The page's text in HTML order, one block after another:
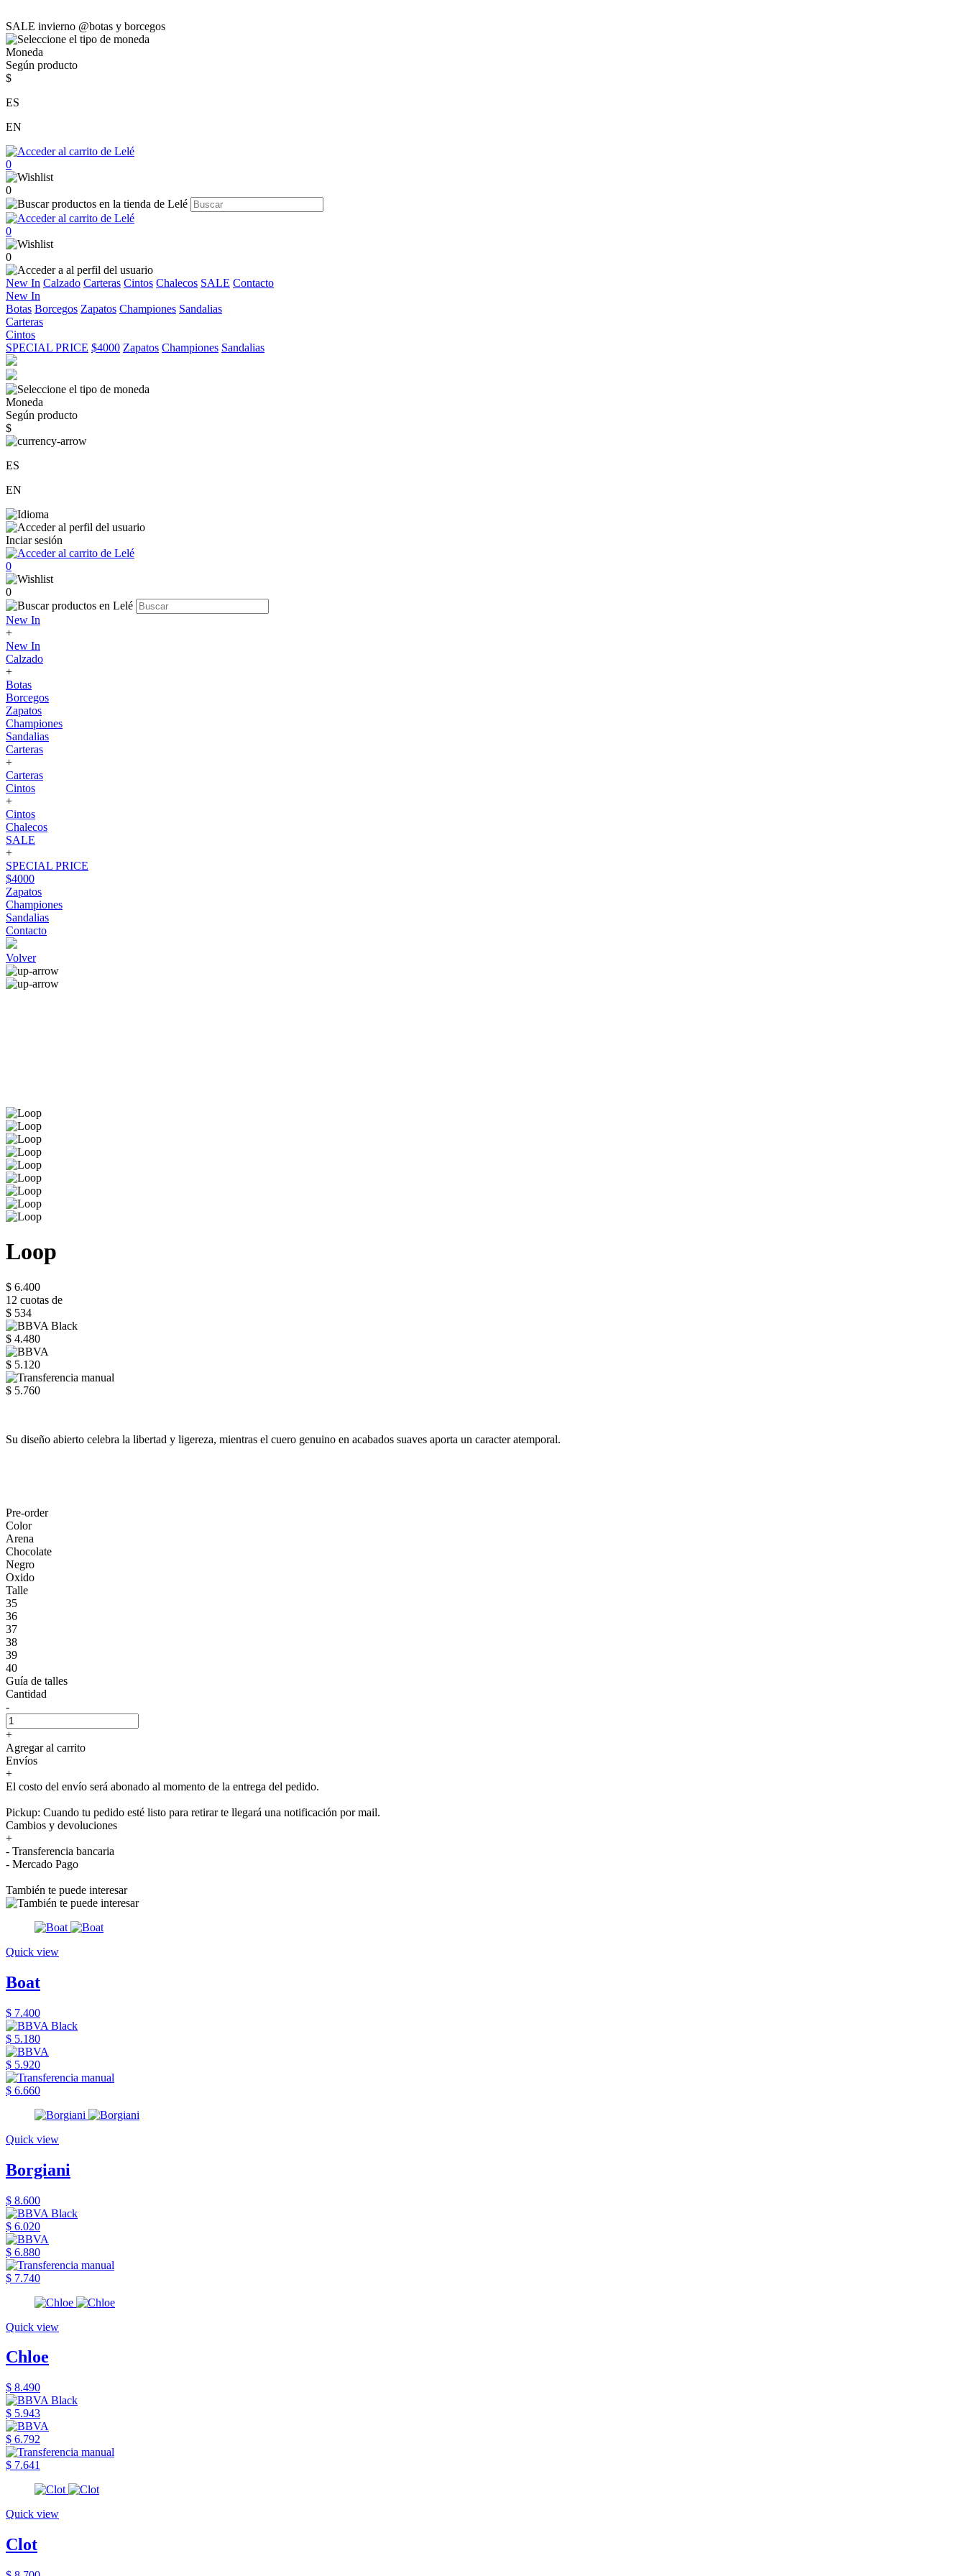
SALE invierno @botas y borcegos
Moneda
Según producto
$
ES
EN
0
0
0
0
New In Calzado Carteras Cintos Chalecos SALE Contacto
New In
Botas Borcegos Zapatos Championes Sandalias
Carteras
Cintos
SPECIAL PRICE $4000 Zapatos Championes Sandalias
Moneda
Según producto
$
ES
EN
Inciar sesión
0
0
New In
+
New In
Calzado
+
Botas
Borcegos
Zapatos
Championes
Sandalias
Carteras
+
Carteras
Cintos
+
Cintos
Chalecos
SALE
+
SPECIAL PRICE
$4000
Zapatos
Championes
Sandalias
Contacto
Volver
Loop
$ 6.400
12 cuotas de
$ 534
$ 4.480
$ 5.120
$ 5.760
Su diseño abierto celebra la libertad y ligereza, mientras el cuero genuino en acabados suaves aporta un caracter atemporal.
Pre-order
Color
Arena
Chocolate
Negro
Oxido
Talle
35
36
37
38
39
40
Guía de talles
Cantidad
-
+
Agregar al carrito
Envíos
+
El costo del envío será abonado al momento de la entrega del pedido.
Pickup: Cuando tu pedido esté listo para retirar te llegará una notificación por mail.
Cambios y devoluciones
+
- Transferencia bancaria
- Mercado Pago
También te puede interesar
Quick view
Boat
$ 7.400
$ 5.180
$ 5.920
$ 6.660
Quick view
Borgiani
$ 8.600
$ 6.020
$ 6.880
$ 7.740
Quick view
Chloe
$ 8.490
$ 5.943
$ 6.792
$ 7.641
Quick view
Clot